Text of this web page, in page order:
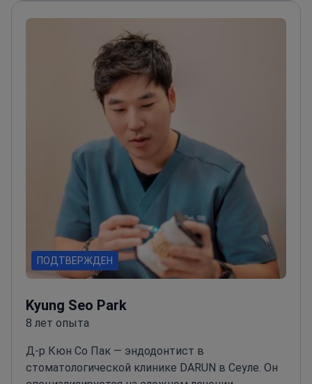
ПОДТВЕРЖДЕН
Kyung Seo Park
8 лет опыта
Д-р Кюн Со Пак — эндодонтист в
стоматологической клинике DARUN в Сеуле. Он